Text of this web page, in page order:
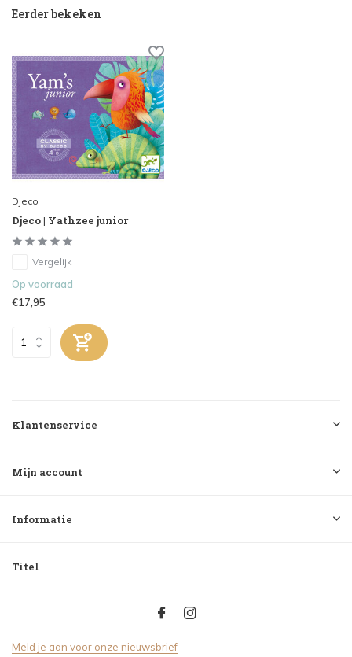
Eerder bekeken
Djeco
Djeco | Yathzee junior
Vergelijk
Op voorraad
€17,95
Klantenservice
Mijn account
Informatie
Titel
Meld je aan voor onze nieuwsbrief